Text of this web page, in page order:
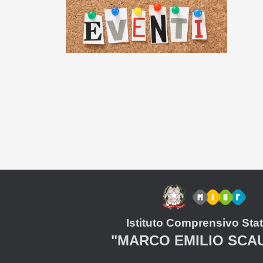
Istituto Comprensivo
"MARCO EMILIO